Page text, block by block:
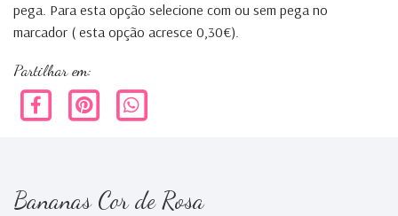
pega. Para esta opção selecione com ou sem pega no
marcador ( esta opção acresce 0,30€).
Partilhar em:
Bananas Cor de Rosa